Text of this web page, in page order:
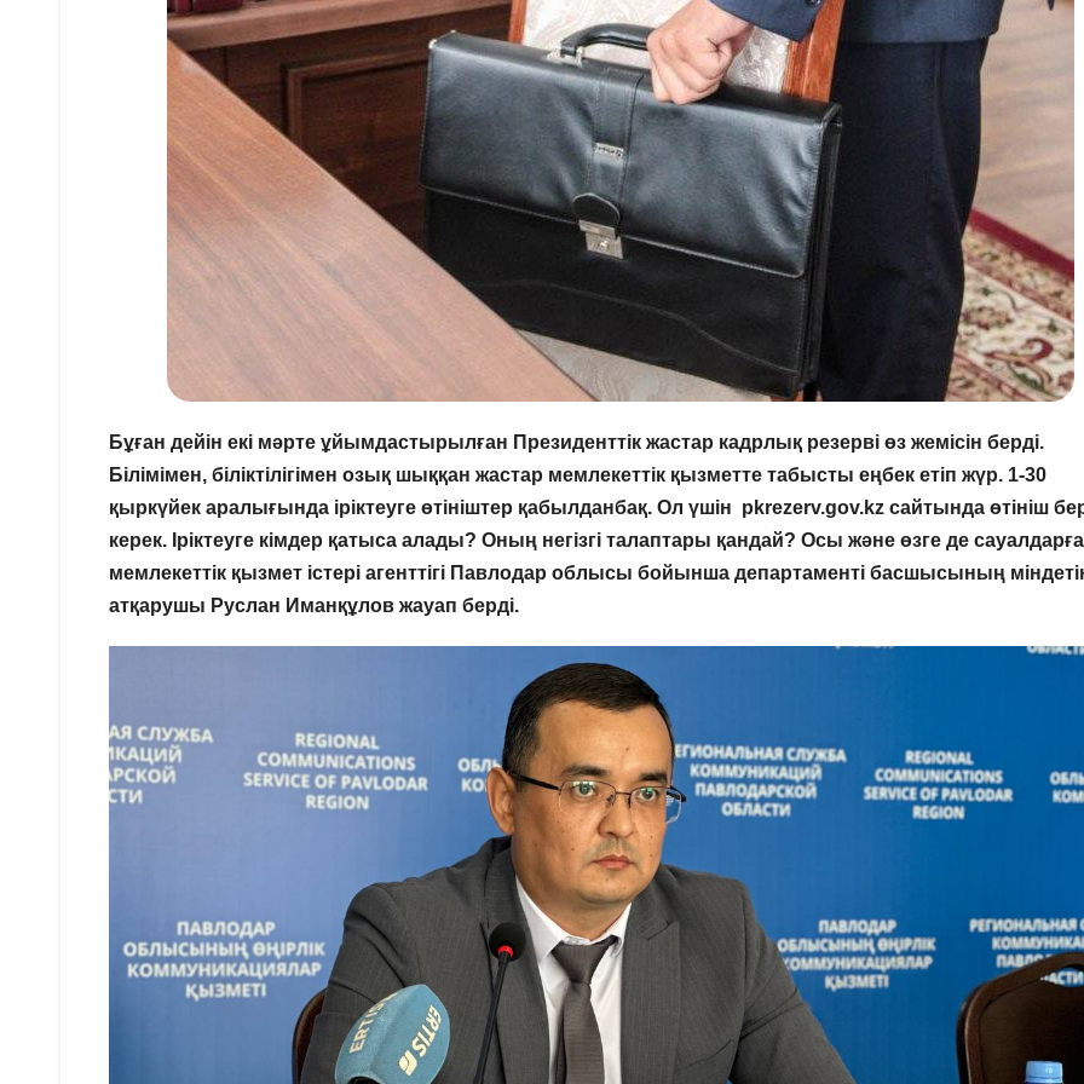
Бұған дейін екі мәрте ұйымдастырылған Президенттік жастар кадрлық резерві өз жемісін берді.
Білімімен, біліктілігімен озық шыққан жастар мемлекеттік қызметте табысты еңбек етіп жүр. 1-30
қыркүйек аралығында іріктеуге өтініштер қабылданбақ. Ол үшін pkrezerv.gov.kz сайтында өтініш
керек. Іріктеуге кімдер қатыса алады? Оның негізгі талаптары қандай? Осы және өзге де
мемлекеттік қызмет істері агенттігі Павлодар облысы бойынша департаменті басшысының
атқарушы Руслан Иманқұлов жауап берді.